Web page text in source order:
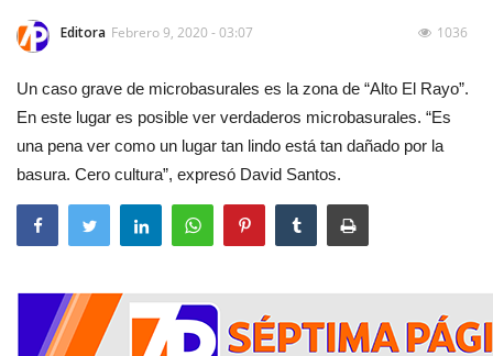
Editora Febrero 9, 2020 - 03:07 1036
Un caso grave de microbasurales es la zona de “Alto El Rayo”.
En este lugar es posible ver verdaderos microbasurales. “Es
una pena ver como un lugar tan lindo está tan dañado por la
basura. Cero cultura”, expresó David Santos.